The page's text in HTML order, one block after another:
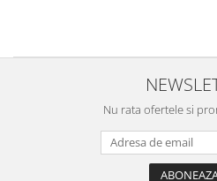
Nu rata ofertele si